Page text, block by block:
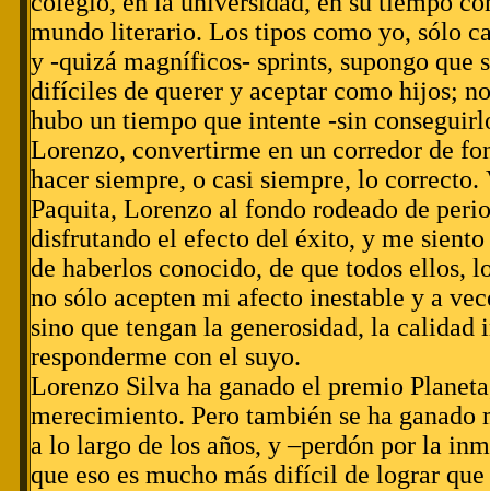
mundo literario. Los tipos como yo, sólo
y -quizá magníficos- sprints, supongo que
difíciles de querer y aceptar como hijos;
hubo un tiempo que intente -sin
Lorenzo, convertirme en un corredor de
hacer siempre, o casi siempre, lo correcto.
Paquita, Lorenzo al fondo rodeado de
disfrutando el efecto del éxito, y me
de haberlos conocido, de que todos ellos,
no sólo acepten mi afecto inestable y a
sino que tengan la generosidad, la calidad
responderme con el suyo.
Lorenzo Silva ha ganado el premio
merecimiento. Pero también se ha ganado
a lo largo de los años, y –perdón por la
que eso es mucho más difícil de lograr